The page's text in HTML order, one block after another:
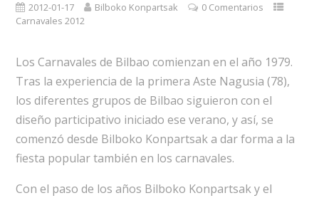
2012-01-17 Bilboko Konpartsak
0 Comentarios
Carnavales 2012
Los Carnavales de Bilbao comienzan en el año 1979.
Tras la experiencia de la primera Aste Nagusia (78),
los diferentes grupos de Bilbao siguieron con el
diseño participativo iniciado ese verano, y así, se
comenzó desde Bilboko Konpartsak a dar forma a la
fiesta popular también en los carnavales.
Con el paso de los años Bilboko Konpartsak y el